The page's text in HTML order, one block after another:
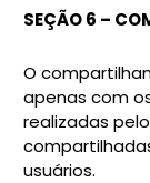
SEÇÃO 6 –
O
apenas com
realizadas
usuários.